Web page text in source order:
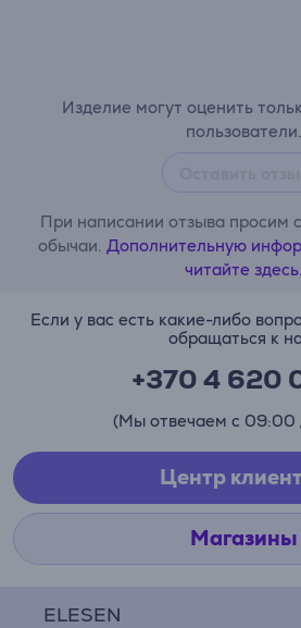
Изделие могут оценить
пользователи.
При написании отзыва просим
обычаи. Дополнительную
читайте здесь.
ELESEN
Если у вас есть какие-либо
обращаться к
+370 4 620
(Мы отвечаем с 09:00
Центр
Магазины